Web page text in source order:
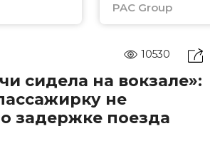
PAC Group
10530
сидела на вокзале»:
не
задержке поезда